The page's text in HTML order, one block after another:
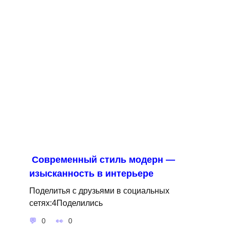
Современный стиль модерн —
изысканность в интерьере
Поделитья с друзьями в социальных
сетях:4Поделились
0 0